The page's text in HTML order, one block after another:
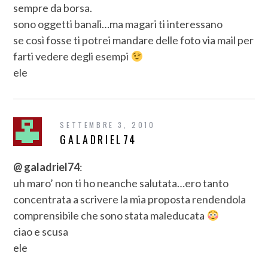
sempre da borsa.
sono oggetti banali…ma magari ti interessano
se così fosse ti potrei mandare delle foto via mail per
farti vedere degli esempi
ele
SETTEMBRE 3, 2010
GALADRIEL74
@ galadriel74:
uh maro’ non ti ho neanche salutata…ero tanto
concentrata a scrivere la mia proposta rendendola
comprensibile che sono stata maleducata
ciao e scusa
ele